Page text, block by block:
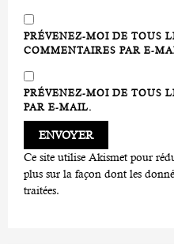
PRÉVENEZ-MOI DE TOUS
COMMENTAIRES PAR E-
PRÉVENEZ-MOI DE TOUS
PAR E-MAIL.
Ce site utilise Akismet pour
plus sur la façon dont les
traitées.